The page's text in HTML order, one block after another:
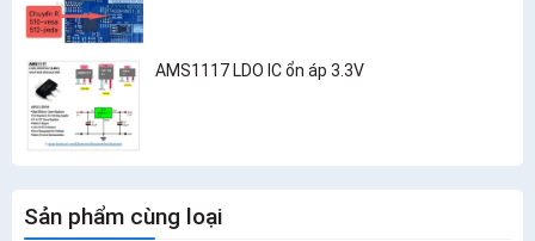
AMS1117 LDO IC ổn áp 3.3V
Sản phẩm cùng loại